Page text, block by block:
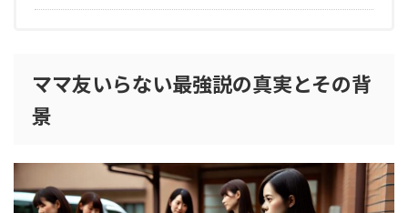
ママ友いらない最強説の真実とその背
景